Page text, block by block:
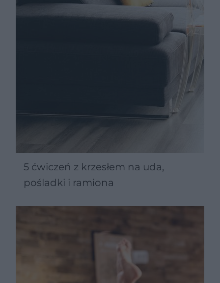
5 ćwiczeń z krzesłem na uda,
pośladki i ramiona